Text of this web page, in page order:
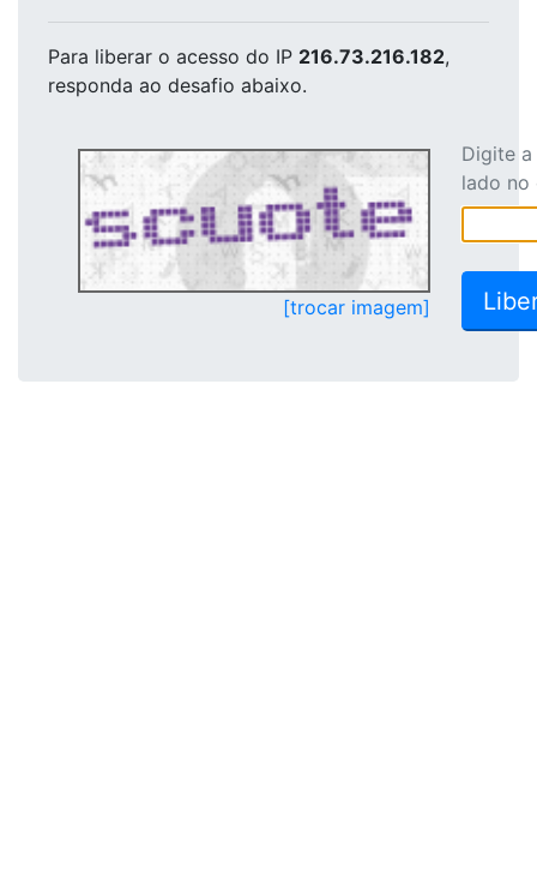
Para liberar o acesso do IP 216.73.216.182,
responda ao desafio abaixo.
[trocar imagem]
Digite
lado no